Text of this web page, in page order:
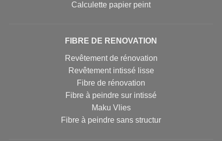
Calculette papier peint
FIBRE DE RENOVATION
Revêtement de rénovation
Revêtement intissé lisse
Fibre de rénovation
Fibre à peindre sur intissé
Maku Vlies
Fibre à peindre sans structur